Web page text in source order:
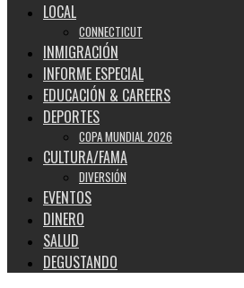
LOCAL
CONNECTICUT
INMIGRACIÓN
INFORME ESPECIAL
EDUCACIÓN & CAREERS
DEPORTES
COPA MUNDIAL 2026
CULTURA/FAMA
DIVERSIÓN
EVENTOS
DINERO
SALUD
DEGUSTANDO